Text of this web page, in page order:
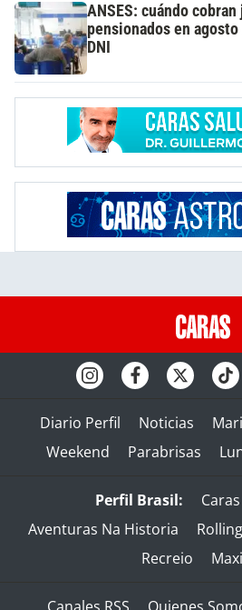
ANSES: cuándo
pensionados en agosto
DNI
Diario Perfil Noticias
Weekend
Parabrisas
Perfil Brasil: Caras
Aventuras Na Historia
Recreio